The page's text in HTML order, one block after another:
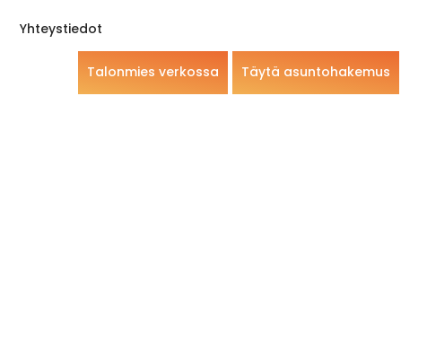
Yhteystiedot
Täytä asuntohakemus
Talonmies verkossa